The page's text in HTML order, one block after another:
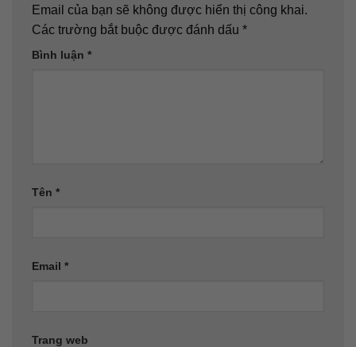
Email của bạn sẽ không được hiển thị công khai.
Các trường bắt buộc được đánh dấu *
Bình luận *
Tên *
Email *
Trang web